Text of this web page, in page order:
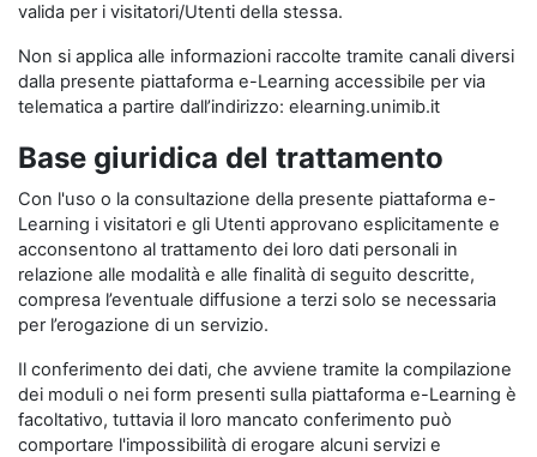
valida per i visitatori/Utenti della stessa.
Non si applica alle informazioni raccolte tramite canali diversi
dalla presente piattaforma e-Learning accessibile per via
telematica a partire dall’indirizzo: elearning.unimib.it
Base giuridica del trattamento
Con l'uso o la consultazione della presente piattaforma e-
Learning i visitatori e gli Utenti approvano esplicitamente e
acconsentono al trattamento dei loro dati personali in
relazione alle modalità e alle finalità di seguito descritte,
compresa l’eventuale diffusione a terzi solo se necessaria
per l’erogazione di un servizio.
Il conferimento dei dati, che avviene tramite la compilazione
dei moduli o nei form presenti sulla piattaforma e-Learning è
facoltativo, tuttavia il loro mancato conferimento può
comportare l'impossibilità di erogare alcuni servizi e